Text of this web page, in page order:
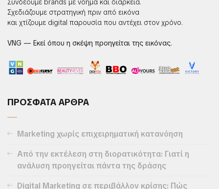
Συνδέουμε brands με νόημα και διάρκεια.
Σχεδιάζουμε στρατηγική πριν από εικόνα
και χτίζουμε digital παρουσία που αντέχει στον χρόνο.
VNG — Εκεί όπου η σκέψη προηγείται της εικόνας.
ΠΡΟΣΦΑΤΑ ΑΡΘΡΑ
Marketing χωρίς επιχειρηματική κατανόηση
Από την εκτέλεση στη διορατικότητα: Γιατί η
ανάλυση προηγείται πάντα της δράσης
Digital Marketing σε περιβάλλον κρίσης: Πώς